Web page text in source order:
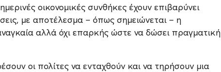
οικονομικές συνθήκες έχουν επιβαρύνει
με αποτέλεσμα – όπως σημειώνεται – η
αλλά όχι επαρκής ώστε να δώσει πραγματική
οι πολίτες να ενταχθούν και να τηρήσουν μια